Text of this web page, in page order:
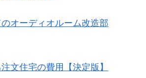
オーディオルーム改造部
文住宅の費用【決定版】